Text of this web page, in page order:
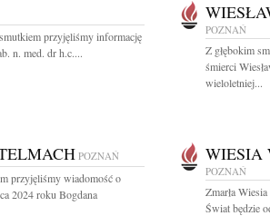
przyjęliśmy informację
n. med. dr h.c....
POZNAŃ
Z głębokim
śmierci
wieloletniej...
POZNAŃ
przyjęliśmy wiadomość o
2024 roku Bogdana
WIESIA
POZNAŃ
Zmarła
Świat będzie